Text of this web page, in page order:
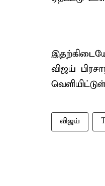
விஜய்
விஜய்